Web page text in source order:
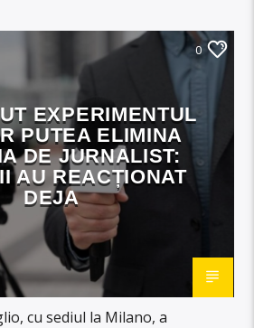
0
EXPERIMENTUL
PUTEA ELIMINA
DE JURNALIST:
AU REACȚIONAT
DEJA
cu sediul la Milano, a